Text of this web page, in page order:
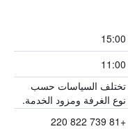
15:00
11:00
تختلف السياسات حسب
نوع الغرفة ومزود الخدمة.
+81 739 822 220